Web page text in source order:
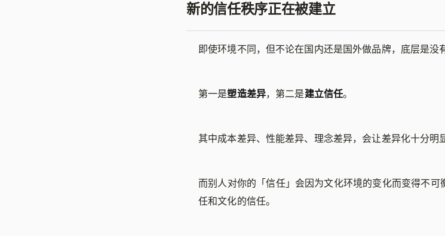
新的信任秩序正在被建立
即使环境不同，但不论在国内还是国外做品牌，底层是没
第一是塑造差异，第二是建立信任。
其中成本差异、性能差异、理念差异，会让差异化十分明
而别人对你的「信任」会因为文化环境的变化而变得不
任和文化的信任。